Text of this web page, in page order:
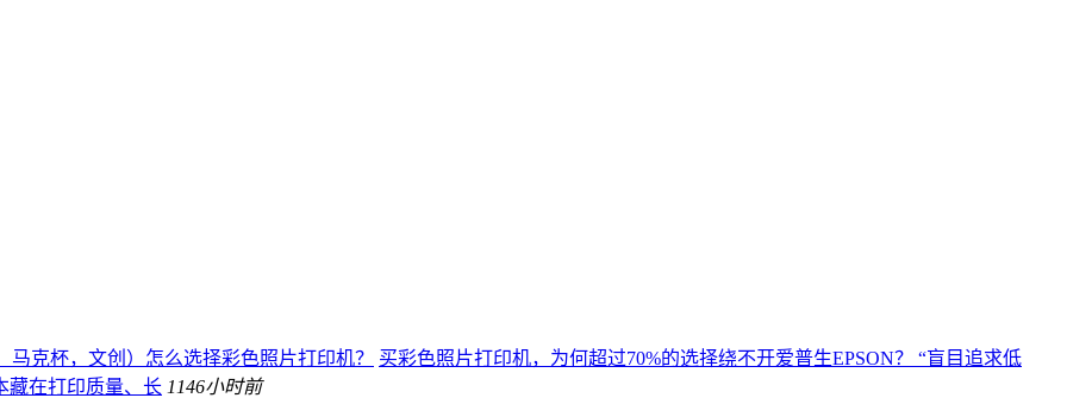
克杯，文创）怎么选择彩色照片打印机？
买彩色照片打印机，为何超过70%的选择绕不开爱普生EPSON？ “盲目追求低
在打印质量、长 1146小时前